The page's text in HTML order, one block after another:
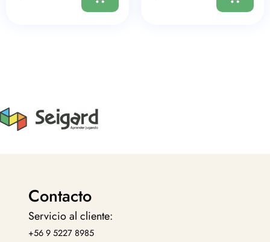
Contacto
Servicio al cliente:
+56 9 5227 8985